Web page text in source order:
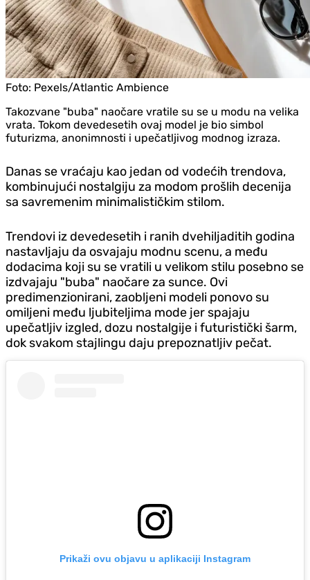
Foto: Pexels/Atlantic Ambience
Takozvane "buba" naočare vratile su se u modu na velika
vrata. Tokom devedesetih ovaj model je bio simbol
futurizma, anonimnosti i upečatljivog modnog izraza.
Danas se vraćaju kao jedan od vodećih trendova,
kombinujući nostalgiju za modom prošlih decenija
sa savremenim minimalističkim stilom.
Trendovi iz devedesetih i ranih dvehiljaditih godina
nastavljaju da osvajaju modnu scenu, a među
dodacima koji su se vratili u velikom stilu posebno se
izdvajaju "buba" naočare za sunce. Ovi
predimenzionirani, zaobljeni modeli ponovo su
omiljeni među ljubiteljima mode jer spajaju
upečatljiv izgled, dozu nostalgije i futuristički šarm,
dok svakom stajlingu daju prepoznatljiv pečat.
Prikaži ovu objavu u aplikaciji Instagram